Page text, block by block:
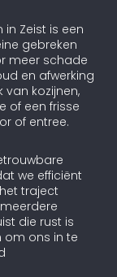
Zeist is een
gebreken
meer schade
en afwerking
van kozijnen,
of een frisse
of entree.
we efficiënt
traject
die rust is
om ons in te